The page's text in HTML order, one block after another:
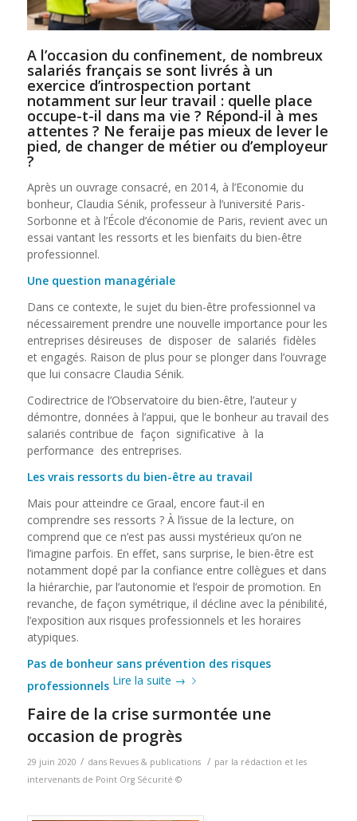
A l’occasion du confinement, de nombreux
salariés français se sont livrés à un
exercice d’introspection portant
notamment sur leur travail : quelle place
occupe-t-il dans ma vie ? Répond-il à mes
attentes ? Ne feraije pas mieux de lever le
pied, de changer de métier ou d’employeur
?
Après un ouvrage consacré, en 2014, à l’Economie du
bonheur, Claudia Sénik, professeur à l’université Paris-
Sorbonne et à l’École d’économie de Paris, revient avec un
essai vantant les ressorts et les bienfaits du bien-être
professionnel.
Une question managériale
Dans ce contexte, le sujet du bien-être professionnel va
nécessairement prendre une nouvelle importance pour les
entreprises désireuses de disposer de salariés fidèles
et engagés. Raison de plus pour se plonger dans l’ouvrage
que lui consacre Claudia Sénik.
Codirectrice de l’Observatoire du bien-être, l’auteur y
démontre, données à l’appui, que le bonheur au travail des
salariés contribue de façon significative à la
performance des entreprises.
Les vrais ressorts du bien-être au travail
Mais pour atteindre ce Graal, encore faut-il en
comprendre ses ressorts ? À l’issue de la lecture, on
comprend que ce n’est pas aussi mystérieux qu’on ne
l’imagine parfois. En effet, sans surprise, le bien-être est
notamment dopé par la confiance entre collègues et dans
la hiérarchie, par l’autonomie et l’espoir de promotion. En
revanche, de façon symétrique, il décline avec la pénibilité,
l’exposition aux risques professionnels et les horaires
atypiques.
Pas de bonheur sans prévention des risques
professionnels Lire la suite →
Faire de la crise surmontée une
occasion de progrès
29 juin 2020 / dans Revues & publications / par la rédaction et les
intervenants de Point Org Sécurité ©